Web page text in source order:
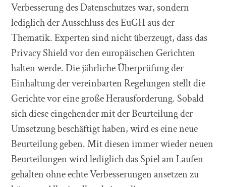
Verbesserung des Datenschutzes war, sondern
lediglich der Ausschluss des EuGH aus der
Thematik. Experten sind nicht überzeugt, dass das
Privacy Shield vor den europäischen Gerichten
halten werde. Die jährliche Überprüfung der
Einhaltung der vereinbarten Regelungen stellt die
Gerichte vor eine große Herausforderung. Sobald
sich diese eingehender mit der Beurteilung der
Umsetzung beschäftigt haben, wird es eine neue
Beurteilung geben. Mit diesen immer wieder neuen
Beurteilungen wird lediglich das Spiel am Laufen
gehalten ohne echte Verbesserungen ansetzen zu